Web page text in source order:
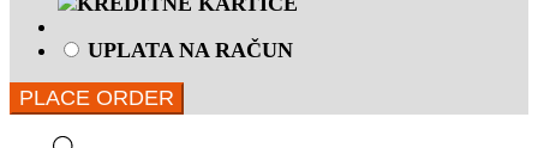
UPLATA NA RAČUN
PLACE ORDER